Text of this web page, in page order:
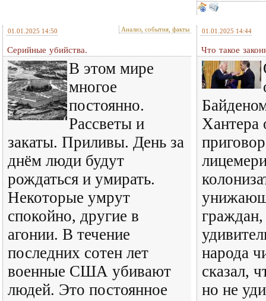
01.01.2025 14:50 Анализ, события, факты
Серийные убийства.
В этом мире
многое
постоянно.
Рассветы и
закаты. Приливы. День за
днём люди будут
рождаться и умирать.
Некоторые умрут
спокойно, другие в
агонии. В течение
последних сотен лет
военные США убивают
людей. Это постоянное
01.01.2025 14:44
Что такое
Хантера
народа
сказал,
но не